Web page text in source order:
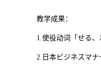
教学成果：
1.使役动词「せる
2.日本ビジネスマ